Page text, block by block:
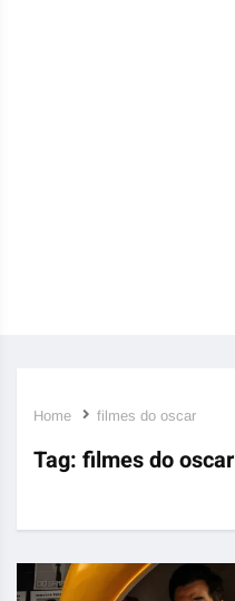
Home filmes do oscar
Tag: filmes do oscar